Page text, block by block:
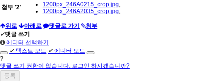
첨부 '2' 1200px_246A0215_crop.jpg,
1200px_246A2035_crop.jpg,
위로 아래로 댓글로 가기
첨부
✔댓글 쓰기
에디터 선택하기
✔ 텍스트 모드 ✔에디터 모드
?
댓글 쓰기 권한이 없습니다. 로그인 하시겠습니까?